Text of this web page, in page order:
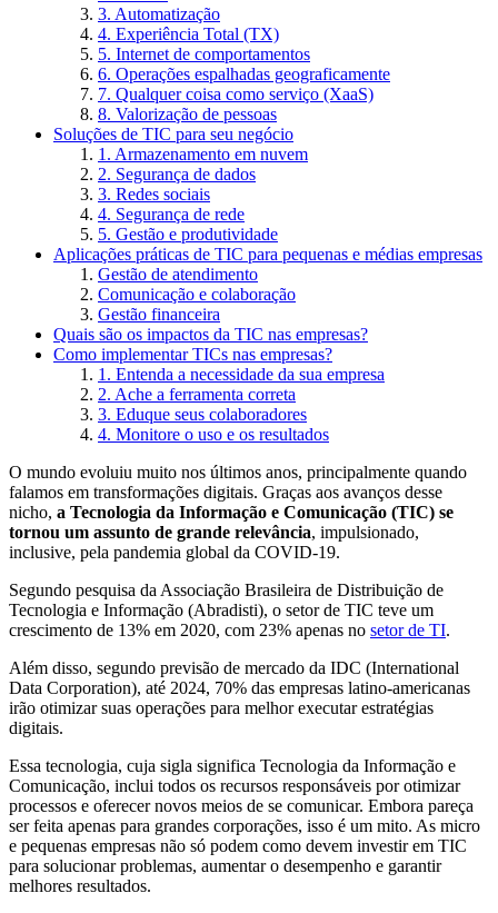
3. Automatização
4. Experiência Total (TX)
5. Internet de comportamentos
6. Operações espalhadas geograficamente
7. Qualquer coisa como serviço (XaaS)
8. Valorização de pessoas
Soluções de TIC para seu negócio
1. Armazenamento em nuvem
2. Segurança de dados
3. Redes sociais
4. Segurança de rede
5. Gestão e produtividade
Aplicações práticas de TIC para pequenas e médias empresas
Gestão de atendimento
Comunicação e colaboração
Gestão financeira
Quais são os impactos da TIC nas empresas?
Como implementar TICs nas empresas?
1. Entenda a necessidade da sua empresa
2. Ache a ferramenta correta
3. Eduque seus colaboradores
4. Monitore o uso e os resultados
O mundo evoluiu muito nos últimos anos, principalmente quando
falamos em transformações digitais. Graças aos avanços desse
nicho, a Tecnologia da Informação e Comunicação (TIC) se
tornou um assunto de grande relevância, impulsionado,
inclusive, pela pandemia global da COVID-19.
Segundo pesquisa da Associação Brasileira de Distribuição de
Tecnologia e Informação (Abradisti), o setor de TIC teve um
crescimento de 13% em 2020, com 23% apenas no setor de TI.
Além disso, segundo previsão de mercado da IDC (International
Data Corporation), até 2024, 70% das empresas latino-americanas
irão otimizar suas operações para melhor executar estratégias
digitais.
Essa tecnologia, cuja sigla significa Tecnologia da Informação e
Comunicação, inclui todos os recursos responsáveis por otimizar
processos e oferecer novos meios de se comunicar. Embora pareça
ser feita apenas para grandes corporações, isso é um mito. As micro
e pequenas empresas não só podem como devem investir em TIC
para solucionar problemas, aumentar o desempenho e garantir
melhores resultados.